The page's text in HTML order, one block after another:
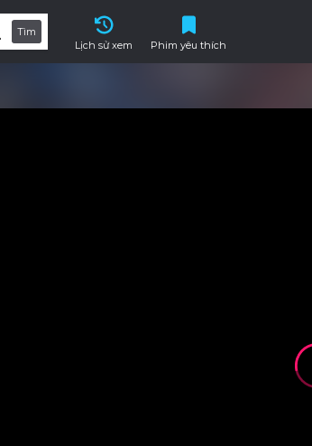
Tìm
Lịch sử xem
Phim yêu thích